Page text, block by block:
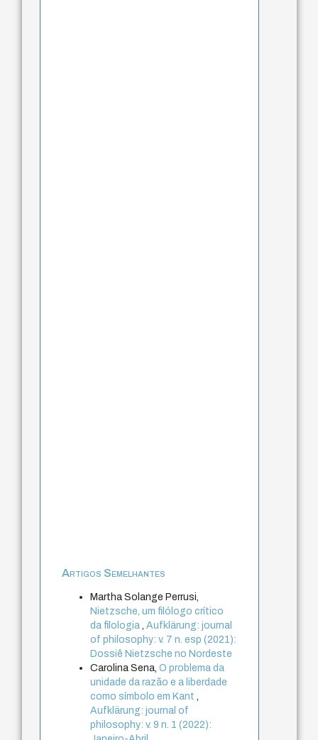
Artigos Semelhantes
Martha Solange Perrusi,
Nietzsche, um filólogo crítico
da filologia ,Aufklärung: journal
of philosophy: v. 7 n. esp (2021):
Dossiê Nietzsche no Nordeste
Carolina Sena,O problema da
unidade da razão e a liberdade
como símbolo em Kant
Aufklärung: journal of
philosophy: v. 9 n. 1 (2022):